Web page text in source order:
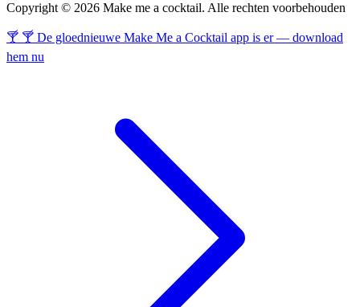
Copyright © 2026 Make me a cocktail. Alle rechten voorbehouden
🍸 🍸 De gloednieuwe Make Me a Cocktail app is er — download
hem nu